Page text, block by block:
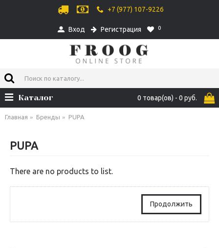
+7 (977) 107-9226
Вход Регистрация 0
0 товар(ов) - 0 руб.
Каталог
Главная Бренды PUPA
PUPA
There are no products to list.
Продолжить